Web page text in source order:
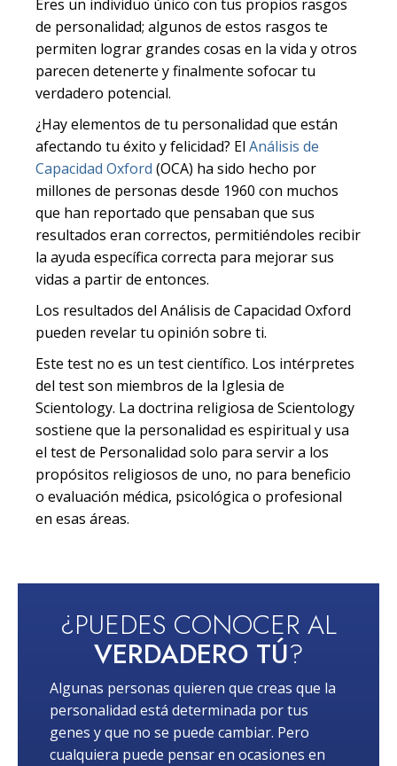
Eres un individuo único con tus propios rasgos
de personalidad; algunos de estos rasgos te
permiten lograr grandes cosas en la vida y otros
parecen detenerte y finalmente sofocar tu
verdadero potencial.
¿Hay elementos de tu personalidad que están
afectando tu éxito y felicidad? El Análisis de
Capacidad Oxford (OCA) ha sido hecho por
millones de personas desde 1960 con muchos
que han reportado que pensaban que sus
resultados eran correctos, permitiéndoles recibir
la ayuda específica correcta para mejorar sus
vidas a partir de entonces.
Los resultados del Análisis de Capacidad Oxford
pueden revelar tu opinión sobre ti.
Este test no es un test científico. Los intérpretes
del test son miembros de la Iglesia de
Scientology. La doctrina religiosa de Scientology
sostiene que la personalidad es espiritual y usa
el test de Personalidad solo para servir a los
propósitos religiosos de uno, no para beneficio
o evaluación médica, psicológica o profesional
en esas áreas.
¿PUEDES CONOCER AL
VERDADERO TÚ?
Algunas personas quieren que creas que la
personalidad está determinada por tus
genes y que no se puede cambiar. Pero
cualquiera puede pensar en ocasiones en